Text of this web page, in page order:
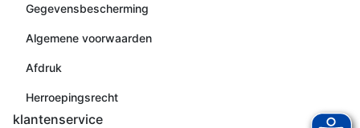
Gegevensbescherming
Algemene voorwaarden
Afdruk
Herroepingsrecht
klantenservice